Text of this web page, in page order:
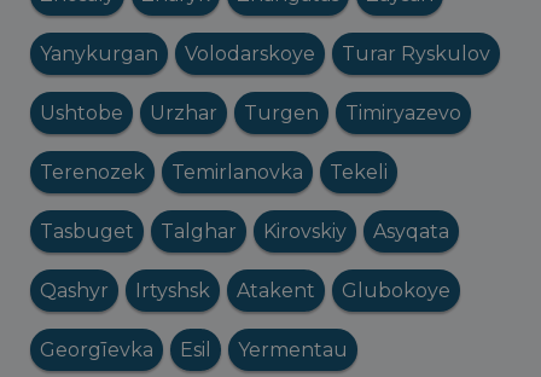
Yanykurgan Volodarskoye Turar Ryskulov
Ushtobe Urzhar Turgen Timiryazevo
Terenozek Temirlanovka Tekeli
Tasbuget Talghar Kirovskiy Asyqata
Qashyr Irtyshsk Atakent Glubokoye
Georgīevka Esil Yermentau